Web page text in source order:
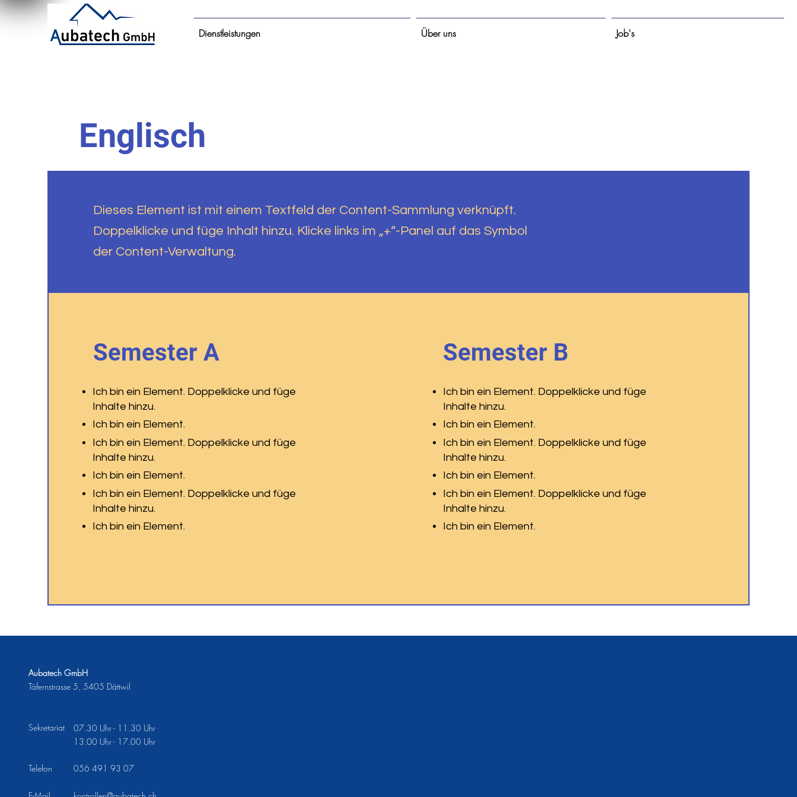
Dienstleistungen Über uns Job's
Englisch
Dieses Element ist mit einem Textfeld der Content-Sammlung verknüpft.
Doppelklicke und füge Inhalt hinzu. Klicke links im „+“-Panel auf das Symbol
der Content-Verwaltung.
Semester A
Ich bin ein Element. Doppelklicke und füge
Inhalte hinzu.
Ich bin ein Element.
Ich bin ein Element. Doppelklicke und füge
Inhalte hinzu.
Ich bin ein Element.
Ich bin ein Element. Doppelklicke und füge
Inhalte hinzu.
Ich bin ein Element.
Semester B
Ich bin ein Element. Doppelklicke und füge
Inhalte hinzu.
Ich bin ein Element.
Ich bin ein Element. Doppelklicke und füge
Inhalte hinzu.
Ich bin ein Element.
Ich bin ein Element. Doppelklicke und füge
Inhalte hinzu.
Ich bin ein Element.
Aubatech GmbH
Täfernstrasse 5, 5405 Dättwil
Sekretariat
Telefon
07.30 Uhr - 11.30 Uhr
13.00 Uhr - 17.00 Uhr
056 491 93 07